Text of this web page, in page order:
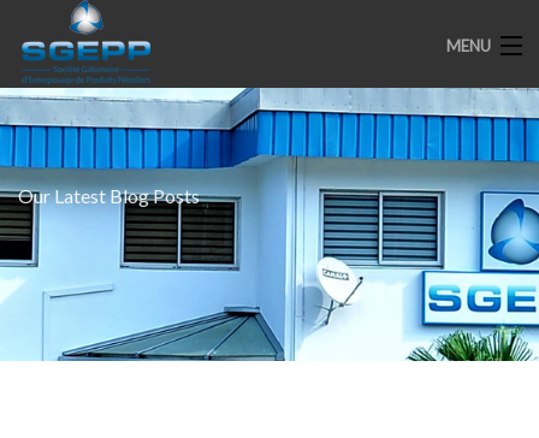
MENU
ACCUEIL
PRESENTATION
ENGAGEMENTS
Our Latest Blog Posts